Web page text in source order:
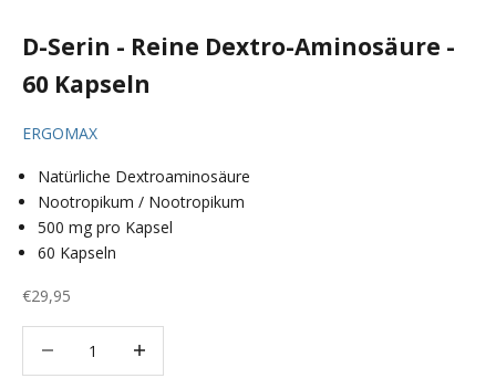
D-Serin - Reine Dextro-Aminosäure -
60 Kapseln
ERGOMAX
Natürliche Dextroaminosäure
Nootropikum / Nootropikum
500 mg pro Kapsel
60 Kapseln
Angebot
€29,95